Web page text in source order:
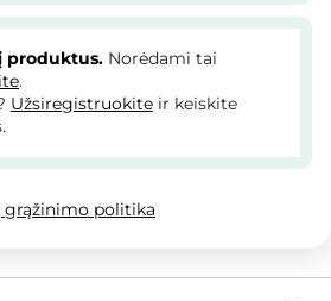
produktus. Norėdami tai
.
Užsiregistruokite ir keiskite
grąžinimo politika